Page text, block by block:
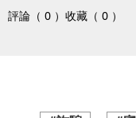
評論（ 0 ） 收藏（ 0 ）